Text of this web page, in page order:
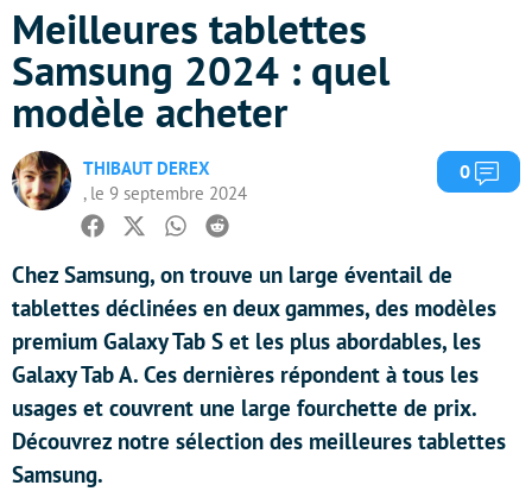
Meilleures tablettes
Samsung 2024 : quel
modèle acheter
THIBAUT DEREX
, le 9 septembre 2024
0
Facebook
TwitterWhatsapp
Reddit
Chez Samsung, on trouve un large éventail de
tablettes déclinées en deux gammes, des modèles
premium Galaxy Tab S et les plus abordables, les
Galaxy Tab A. Ces dernières répondent à tous les
usages et couvrent une large fourchette de prix.
Découvrez notre sélection des meilleures tablettes
Samsung.